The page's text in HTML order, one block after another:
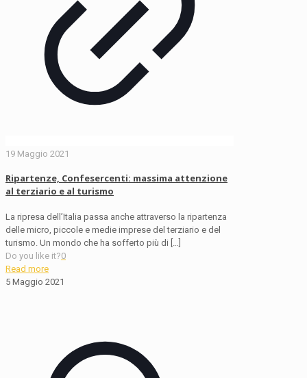
19 Maggio 2021
Ripartenze, Confesercenti: massima attenzione
al terziario e al turismo
La ripresa dell’Italia passa anche attraverso la ripartenza
delle micro, piccole e medie imprese del terziario e del
turismo. Un mondo che ha sofferto più di […]
Do you like it?0
Read more
5 Maggio 2021